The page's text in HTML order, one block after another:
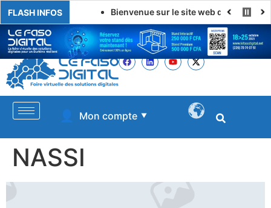
FLASH INFOS Bienvenue sur le site web de LE FASO
👤 Mon compte ▼
NASSI